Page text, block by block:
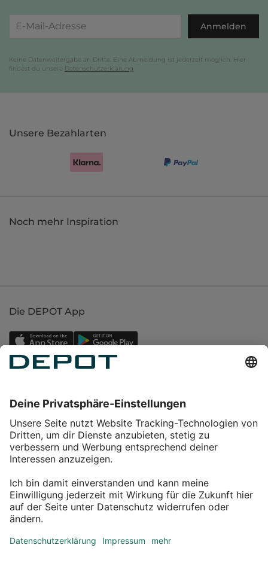
Anmelden
Keine Datenweitergabe an Dritte. Eine Abmeldung ist jederzeit möglich. Hier
findest du unsere Datenschutzerklärung
Unsere Bezahlarten
Noch mehr Inspiration
Die DEPOT App
Service
Über DEPOT
Kontakt